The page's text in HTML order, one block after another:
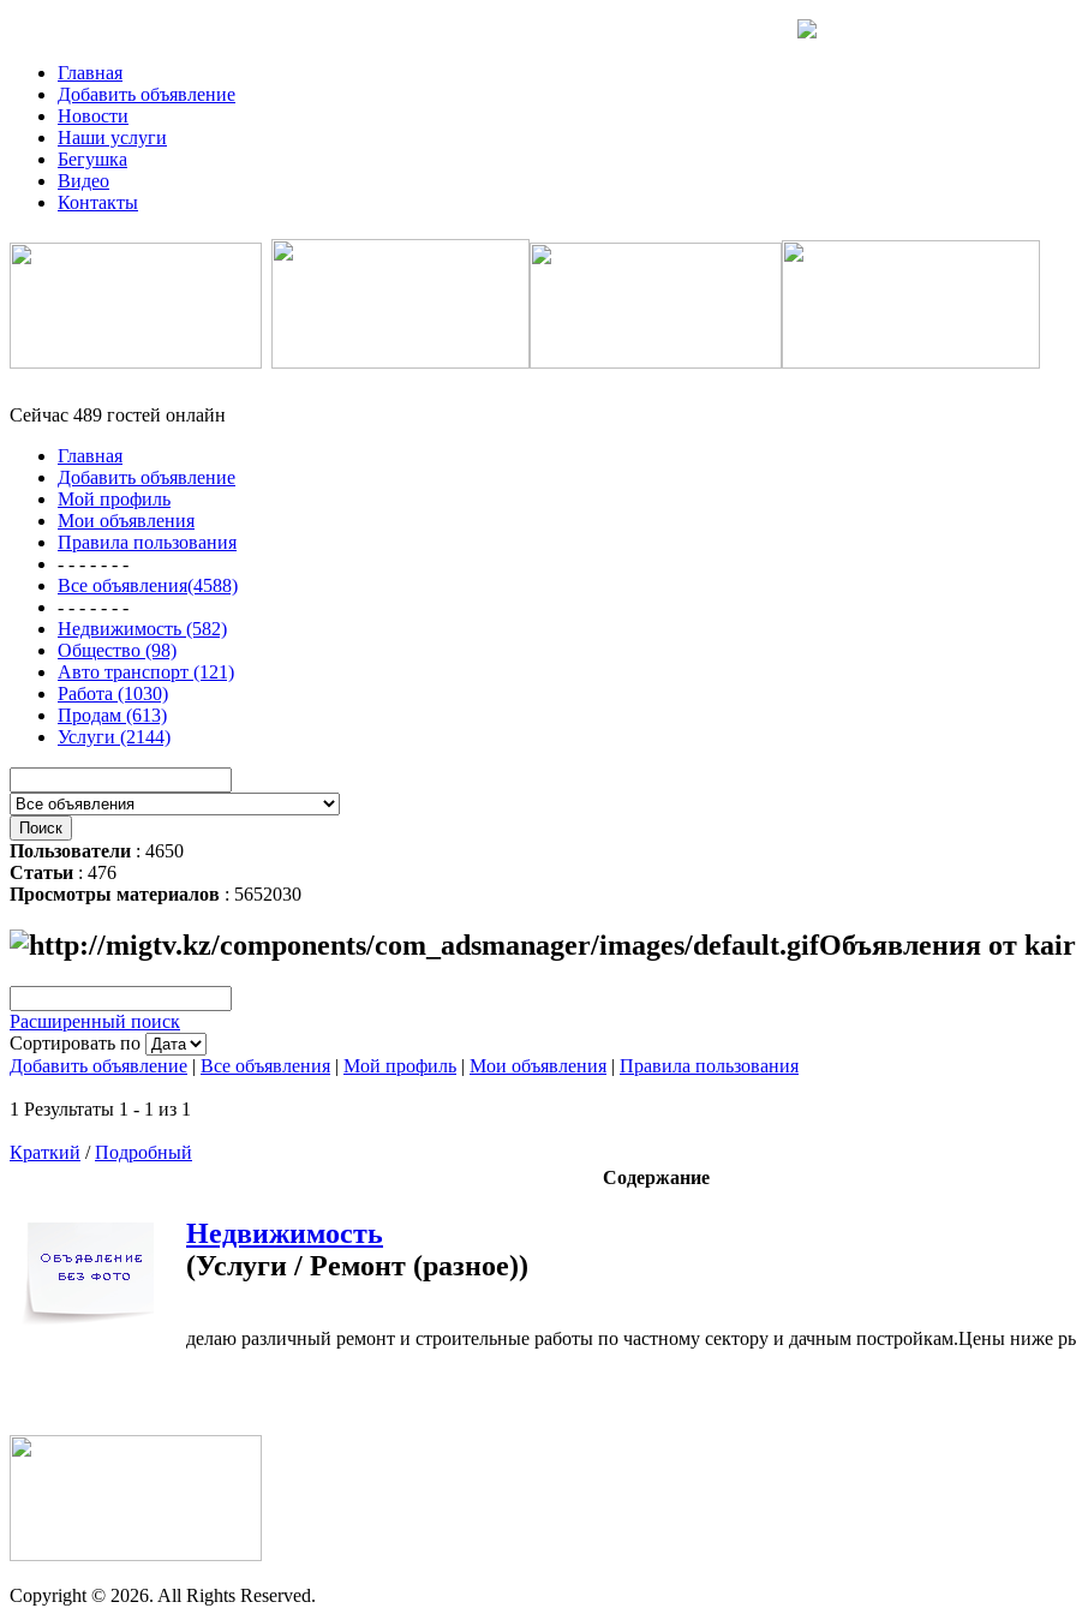
Главная
Добавить объявление
Новости
Наши услуги
Бегушка
Видео
Контакты
Сейчас 489 гостей онлайн
Главная
Добавить объявление
Мой профиль
Мои объявления
Правила пользования
- - - - - - -
Все объявления(4588)
- - - - - - -
Недвижимость (582)
Общество (98)
Авто транспорт (121)
Работа (1030)
Продам (613)
Услуги (2144)
Пользователи : 4650
Статьи : 476
Просмотры материалов : 5652030
Объявления от
Расширенный поиск
Сортировать по
Добавить объявление | Все объявления | Мой профиль | Мои объявления | Правила пользования
1 Результаты 1 - 1 из 1
Краткий /Подробный
Содержание
Недвижимость
(Услуги / Ремонт (разное))
делаю различный ремонт и строительные работы по частному сектору и дачным постройкам.Цены ниже
Copyright © 2026. All Rights Reserved.